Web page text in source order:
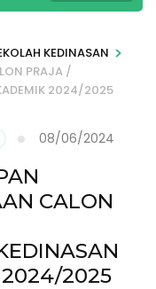
KEDINASAN >
PRAJA /
2024/2025
08/06/2024
CALON
2024/2025